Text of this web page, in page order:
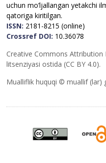
uchun mo’ljallangan yetakchi
qatoriga kiritilgan.
ISSN: 2181-8215 (online)
Crossref DOI: 10.36078
Creative Commons Attribution
litsenziyasi ostida (CC BY 4.0).
Mualliflik huquqi © muallif (lar)